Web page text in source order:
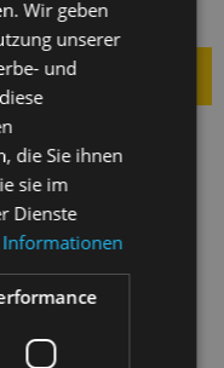
€
Wir geben
unserer
und
die Sie ihnen
sie im
Dienste